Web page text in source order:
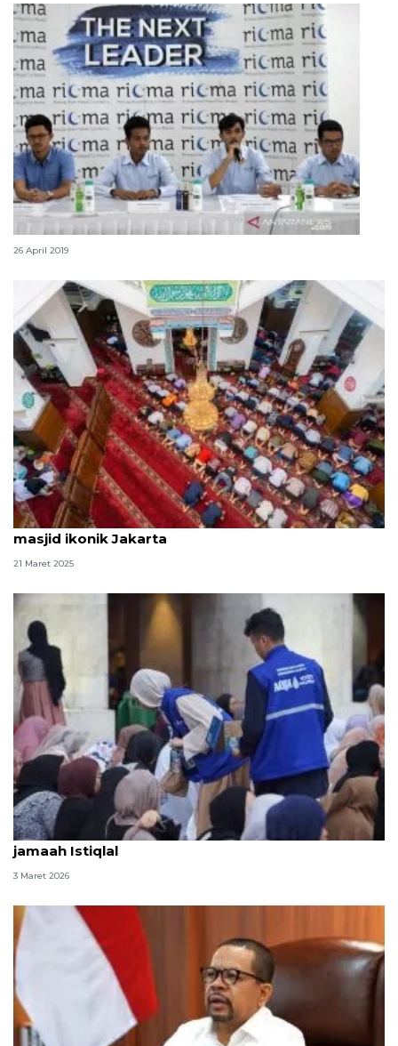
12 artis meriahkan Ramadhan Jazz Festival 2019
26 April 2019
AQUA ajak warga mengingat sejarah dan arsitektur
masjid ikonik Jakarta
21 Maret 2025
AQUA bagikan 100 ribu air mineral dan takjil untuk
jamaah Istiqlal
3 Maret 2026